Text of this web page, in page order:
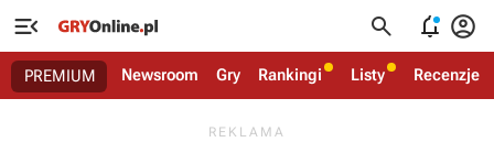
   
PREMIUM Newsroom Gry Rankingi Listy Recenzje